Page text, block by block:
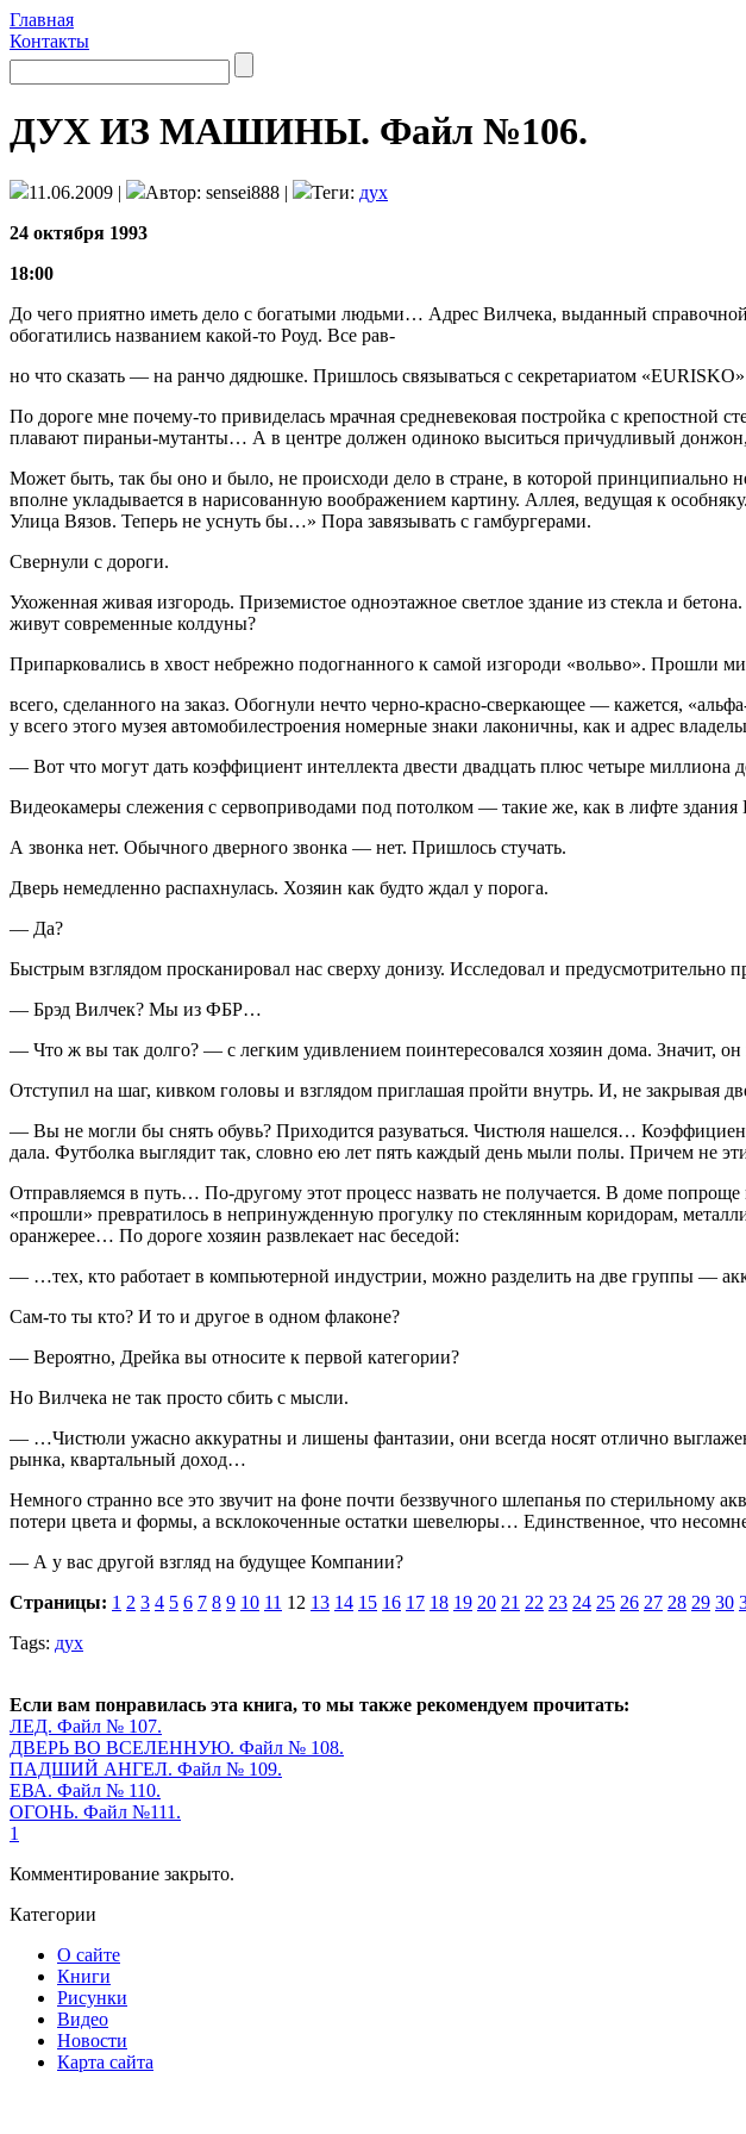
Главная
Контакты
ДУХ ИЗ МАШИНЫ. Файл №106.
11.06.2009 | Автор: sensei888 | Теги: дух
24 октября 1993
18:00
До чего приятно иметь дело с богатыми людьми… Адрес Вилчека, выданный
обогатились названием какой-то Роуд. Все рав-
но что сказать — на ранчо дядюшке. Пришлось связываться с секретариатом «EURISKO»
По дороге мне почему-то привиделась мрач­ная средневековая постройка с
плавают пираньи-мутанты… А в центре должен одиноко выситься причудливый
Может быть, так бы оно и было, не проис­ходи дело в стране, в которой принципиально
вполне укладывается в нарисованную воображением картину. Аллея, ведущая к
Улица Вязов. Теперь не уснуть бы…» Пора завязывать с гамбургерами.
Свернули с дороги.
Ухоженная живая изгородь. Приземистое одноэтажное светлое здание из стекла и
живут современные колдуны?
Припарковались в хвост небрежно подогнан­ного к самой изгороди «вольво». Прошли
всего, сделанного на заказ. Обогнули нечто черно-красно-сверкающее — кажется,
у всего этого музея автомобилестро­ения номерные знаки лаконичны, как и адрес
— Вот что могут дать коэффициент интеллекта двести двадцать плюс четыре миллиона
Видеокамеры слежения с сервоприводами под потолком — такие же, как в лифте
А звонка нет. Обычного дверного звонка — нет. Пришлось стучать.
Дверь немедленно распахнулась. Хозяин как будто ждал у порога.
— Да?
Быстрым взглядом просканировал нас сверху донизу. Исследовал и предусмотрительно
— Брэд Вилчек? Мы из ФБР…
— Что ж вы так долго? — с легким удив­лением поинтересовался хозяин дома. Значит,
Отступил на шаг, кивком головы и взгля­дом приглашая пройти внутрь. И, не закрывая
— Вы не могли бы снять обувь? Приходится разуваться. Чистюля нашелся…
дала. Футболка выгля­дит так, словно ею лет пять каждый день мыли полы. Причем не
Отправляемся в путь… По-другому этот про­цесс назвать не получается. В доме
«прошли» превратилось в непринужденную про­гулку по стеклянным коридорам,
оранже­рее… По дороге хозяин развлекает нас беседой:
— …тех, кто работает в компьютерной ин­дустрии, можно разделить на две группы —
Сам-то ты кто? И то и другое в одном фла­коне?
— Вероятно, Дрейка вы относите к первой категории?
Но Вилчека не так просто сбить с мысли.
— …Чистюли ужасно аккуратны и лишены фантазии, они всегда носят отлично
рынка, квартальный доход…
Немного странно все это звучит на фоне по­чти беззвучного шлепанья по стерильному
потери цвета и формы, а всклокоченные ос­татки шевелюры… Единственное, что
— А у вас другой взгляд на будущее Ком­пании?
Страницы: 1 2 3 4 5 6 7 8 9 10 11 12 13 14 15 16 17 18 19 20 21 22 23 24 25 26 27 28 29 30
Tags: дух
Если вам понравилась эта книга, то мы также рекомендуем прочитать:
ЛЕД. Файл № 107.
ДВЕРЬ ВО ВСЕЛЕННУЮ. Файл № 108.
ПАДШИЙ АНГЕЛ. Файл № 109.
ЕВА. Файл № 110.
ОГОНЬ. Файл №111.
1
Комментирование закрыто.
Категории
О сайте
Книги
Рисунки
Видео
Новости
Карта сайта